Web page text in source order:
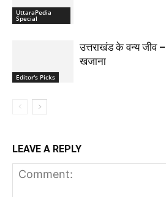
UttaraPedia
Special
Editor's Picks
उत्तराखंड के वन्य जीव
खजाना
LEAVE A REPLY